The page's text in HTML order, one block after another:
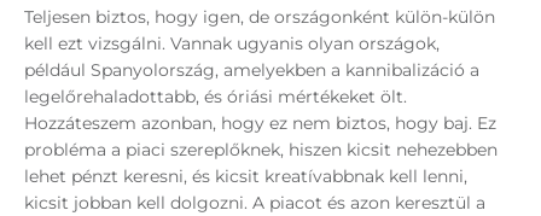
Teljesen biztos, hogy igen, de országonként külön-külön
kell ezt vizsgálni. Vannak ugyanis olyan országok,
például Spanyolország, amelyekben a kannibalizáció a
legelőrehaladottabb, és óriási mértékeket ölt.
Hozzáteszem azonban, hogy ez nem biztos, hogy baj. Ez
probléma a piaci szereplőknek, hiszen kicsit nehezebben
lehet pénzt keresni, és kicsit kreatívabbnak kell lenni,
kicsit jobban kell dolgozni. A piacot és azon keresztül a